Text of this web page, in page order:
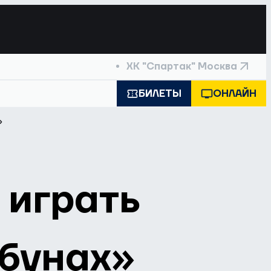
ХК "Спартак" Москва
БИЛЕТЫ ОНЛАЙН